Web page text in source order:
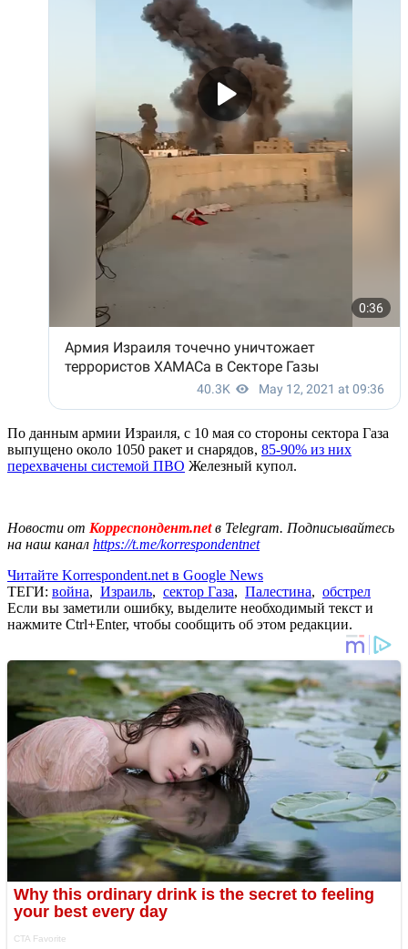
По данным армии Израиля, с 10 мая со стороны сектора Газа
выпущено около 1050 ракет и снарядов, 85-90% из них
перехвачены системой ПВО Железный купол.
Новости от Корреспондент.netв Telegram. Подписывайтесь
на наш канал https://t.me/korrespondentnet
Читайте Korrespondent.net в Google News
ТЕГИ: война, Израиль, сектор Газа, Палестина, обстрел
Если вы заметили ошибку, выделите необходимый текст и
нажмите Ctrl+Enter, чтобы сообщить об этом редакции.